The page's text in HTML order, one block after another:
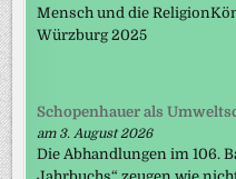
Mensch und die
Würzburg 2025
Schopenhauer als
am 3. August 2026
Die Abhandlungen im 106.